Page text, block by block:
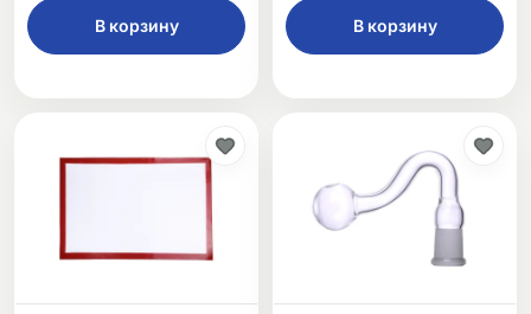
В корзину В корзину